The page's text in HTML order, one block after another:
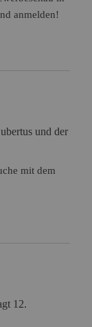
anmelden!
und der
mit dem
12.